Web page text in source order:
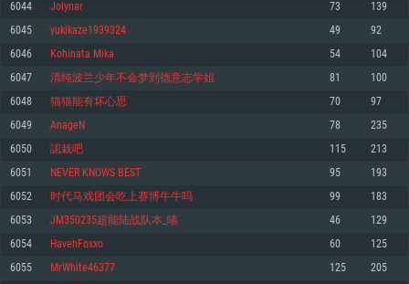
Mínimo
Sistema Operativo: Windows 10 (64 bit)
Processador: Dual-Core 2.2 GHz
Memória: 4GB
Placa Gráfica: Placa com DirectX 11: AMD Radeon 77XX / NVIDIA GeForce
GTX 660. Resolução mínima suportada: 720p
Network: Internet de banda larga.
Disco: 23,1 GB
Recomendado
Mínimo
Sistema Operativo: Mac OS Big Sur 11.0 ou versão mais recente
Processador: Core i5 2.2GHz mínimo (Intel Xeon não suportado)
Memória: 6 GB
Placa Gráfica: Intel Iris Pro 5200 (Mac), equivalentes AMD/Nvidia para Mac.
Resolução mínima suportada: 720p com suporte Metal.
Network: Internet de banda larga.
Disco: 21,5 GB
Recomendado
Mínimo
Sistema Operativo: Distribuições mais modernas do Linux de 64bit
Processador: Dual-Core 2.4 GHz
Memória: 4 GB
Placa Gráfica: NVIDIA 660 com os drivers mais recentes (não mais de 6
meses) / equivalentes AMD com os drivers mais recentes com suporte
Vulkan (não mais de 6 meses); Resolução mínima suportada: 720p.
Network: Internet de banda larga.
Disco: 21,5 GB
6044 Jolynar 73 139
6045 yukikaze1939324 49 92
6046 Kohinata Mika 54 104
6047 清纯波兰少年不会梦到德意志学姐 81 100
6048 猫猫能有坏心思 70 97
6049 AnageN 78 235
6050 認栽吧 115 213
6051 NEVER KNOWS BEST 95 193
6052 时代马戏团会吃上赛博牛牛吗 99 183
6053 JM350235超能陆战队本_喵 46 129
6054 HavehFoxxo 60 125
6055 MrWhite46377 125 205